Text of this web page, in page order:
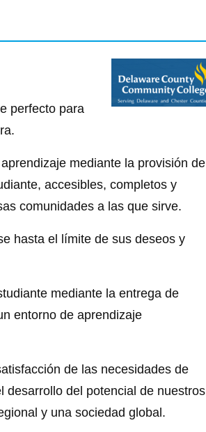
perfecto para
mediante la provisión de
accesibles, completos y
comunidades a las que sirve.
hasta el límite de sus deseos y
mediante la entrega de
entorno de aprendizaje
de las necesidades de
desarrollo del potencial de nuestros
y una sociedad global.